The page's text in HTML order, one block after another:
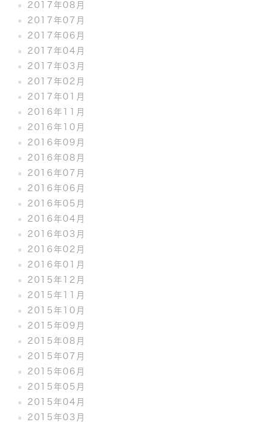
2017年08月
2017年07月
2017年06月
2017年04月
2017年03月
2017年02月
2017年01月
2016年11月
2016年10月
2016年09月
2016年08月
2016年07月
2016年06月
2016年05月
2016年04月
2016年03月
2016年02月
2016年01月
2015年12月
2015年11月
2015年10月
2015年09月
2015年08月
2015年07月
2015年06月
2015年05月
2015年04月
2015年03月